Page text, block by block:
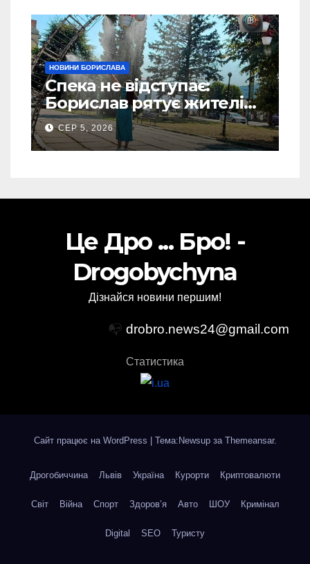
НОВИНИ БОРИСЛАВА
Спека не відступає:
Борислав рятує жителів
від рекордної спеки
(Фото)
СЕР 5, 2026
Це Дро ... Бро! -
Drogobychyna
Дізнайся новини першим!
📭 drobro.news24@gmail.com
Статистика
Сайт працює на WordPress | Тема:Newsup за Themeansar.
Дрогобиччина Львів Україна Курорти Криптовалюти
Світ Війна Спорт Здоров’я Авто ШОУ Кримінал
Digital SEO Туристу